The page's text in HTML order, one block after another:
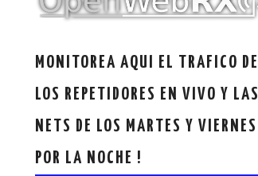
MONITOREA AQUI EL TRAFICO DE
LOS REPETIDORES EN VIVO Y LAS
NETS DE LOS MARTES Y VIERNES
POR LA NOCHE !